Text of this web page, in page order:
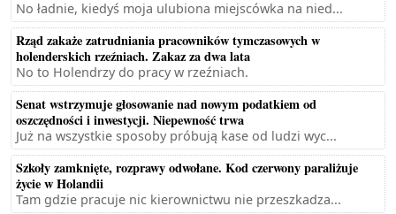
No ładnie, kiedyś moja ulubiona miejscówka na nied...
Rząd zakaże zatrudniania pracowników tymczasowych w
holenderskich rzeźniach. Zakaz za dwa lata
No to Holendrzy do pracy w rzeźniach.
Senat wstrzymuje głosowanie nad nowym podatkiem od
oszczędności i inwestycji. Niepewność trwa
Już na wszystkie sposoby próbują kase od ludzi wyc...
Szkoły zamknięte, rozprawy odwołane. Kod czerwony paraliżuje
życie w Holandii
Tam gdzie pracuje nic kierownictwu nie przeszkadza...